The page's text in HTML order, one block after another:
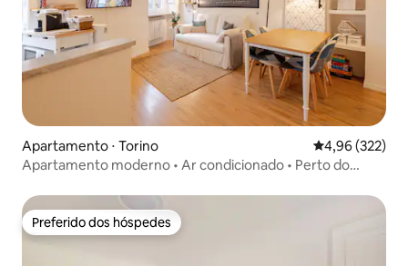
Apartamento ⋅ Torino 4,96 de uma
4,96 (322)
Apartamento moderno • Ar condicionado • Perto do
Preferido dos hóspedes
Preferido dos hóspedes